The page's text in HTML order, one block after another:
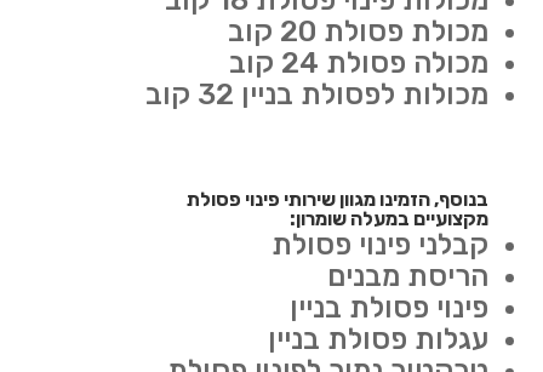
מכולת פסולת 20 קוב
מכולה פסולת 24 קוב
מכולות לפסולת בניין 32 קוב
בנוסף, הזמינו מגוון שירותי פינוי פסולת
מקצועיים במעלה שומרון:
קבלני פינוי פסולת
הריסת מבנים
פינוי פסולת בניין
עגלות פסולת בניין